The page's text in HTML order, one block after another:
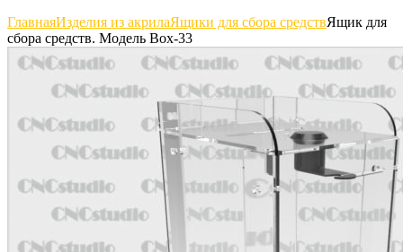
ГлавнаяИзделия из акрилаЯщики для сбора средствЯщик для
сбора средств. Модель Box-33